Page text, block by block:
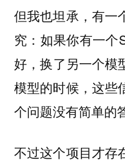
但我也坦承，有一
究：如果你有一个
好，换了另一个
模型的时候，这些
个问题没有简单的
不过这个项目才存